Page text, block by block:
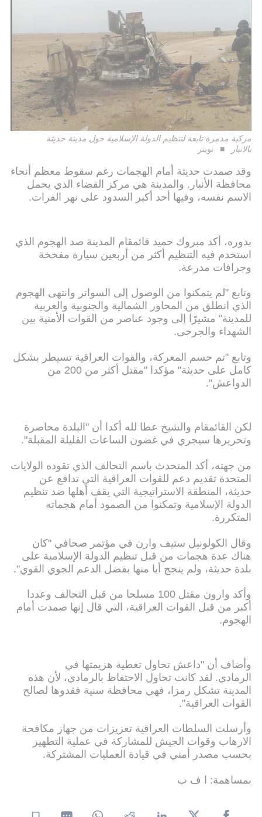
مركبة مدمرة تابعة لتنظيم الدولة الإسلامية حول مدينة حديثة
بالانبار
تويتر
وقد صمدت حديثة أمام الهجمات رغم سقوط معظم أنحاء
محافظة الأنبار. والمدينة هي مركز القضاء الذي يحمل
الاسم نفسه، وفيها أحد أكبر السدود على نهر الفرات.
بدوره، أكد مبروك حميد قائمقام المدينة صد الهجوم الذي
استخدم فيه التنظيم أكثر من أربعين سيارة مفخخة
وجرافات مدرعة.
وتابع "لم يتمكنوا من الوصول إلى السواتر وانتهى الهجوم
الذي انطلق من المحاور الشمالية والجنوبية والغربية
للمدينة" مشيرًا إلى وجود عناصر من القوات الأمنية بين
الشهداء والجرحى.
وتابع "تم حسم المعركة، والقوات العراقية تسيطر بشكل
كامل على حديثة" مؤكدا "مقتل أكثر من 200 من
الدواعش".
لكن القائمقام والشيخ عطا لله أكدا أن "البلدة محاصرة
وتحريرها سيجري في غضون الساعات القليلة المقبلة".
من جهته، أكد المتحدث باسم التحالف الذي تقوده الولايات
المتحدة تقديم دعم للقوات العراقية التي تدافع عن
حديثة، المنطقة الاستراتيجية التي يقف أهلها ضد تنظيم
الدولة الإسلامية وتمكنوا من الصمود أمام هجماته
المتكررة.
وقال الكولونيل ستيف وارن في مؤتمر صحافي "كان
هناك عدة هجمات من قبل تنظيم الدولة الإسلامية على
بلدة حديثة، ولم ينجج أيا منها بفضل الدعم الجوي القوي".
وأكد وارون مقتل 100 مسلحا من قبل التحالف وعددا
أكبر من قبل القوات العراقية، التي قال إنها صمدت أمام
الهجوم.
وأضاف أن "داعش تحاول تغطية هزيمتها في
الرمادي. لقد كانت تحاول الاحتفاظ بالرمادي، لأن هذه
المدينة تشكل رمزا، فهي محافظة سنية فقدوها لصالح
القوات العراقية".
وأرسلت السلطات العراقية تعزيزات من جهاز مكافحة
الارهاب وقوات الجيش للمشاركة في عملية التطهير
بحسب مصدر أمني في قيادة العمليات المشتركة.
بمساهمة: ا ف ب